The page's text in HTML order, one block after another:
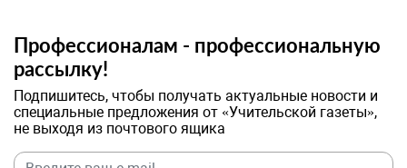
Профессионалам - профессиональную
рассылку!
Подпишитесь, чтобы получать актуальные новости и
специальные предложения от «Учительской газеты»,
не выходя из почтового ящика